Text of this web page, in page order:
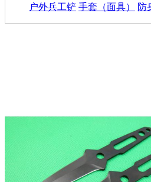
户外兵工铲 手套（面具） 防